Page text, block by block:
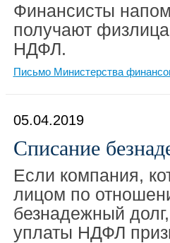
Финансисты
получают
НДФЛ.
Письмо Министерства
05.04.2019
Списание
Если компания,
лицом по
безнадежный
уплаты НДФЛ